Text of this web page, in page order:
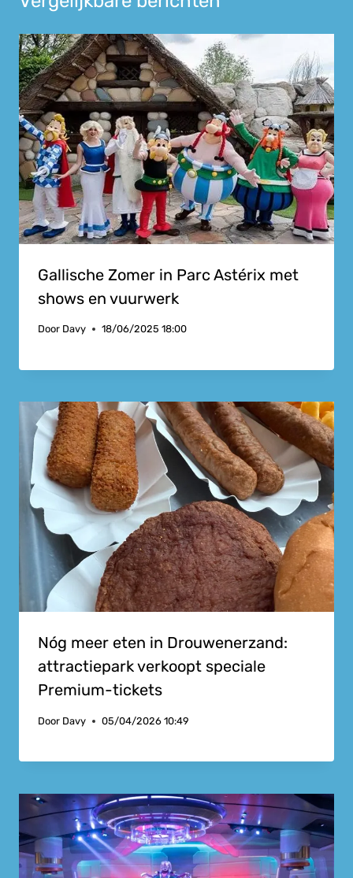
Gallische Zomer in Parc Astérix met
shows en vuurwerk
Door Davy 18/06/2025 18:00
Nóg meer eten in Drouwenerzand:
attractiepark verkoopt speciale
Premium-tickets
Door Davy 05/04/2026 10:49